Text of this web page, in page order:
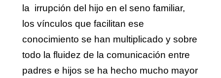
la irrupción del hijo en el seno familiar,
los vínculos que facilitan ese
conocimiento se han multiplicado y sobre
todo la fluidez de la comunicación entre
padres e hijos se ha hecho mucho mayor